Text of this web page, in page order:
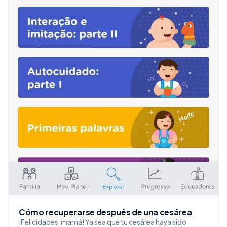
Cómo recuperarse después de una cesárea
¡Felicidades, mamá! Ya sea que tu cesárea haya sido